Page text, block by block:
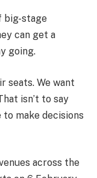
big-stage
can get a
going.
seats. We want
isn’t to say
to make decisions
across the